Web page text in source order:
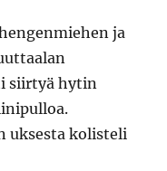
ja
siirtyä hytin
uksesta kolisteli